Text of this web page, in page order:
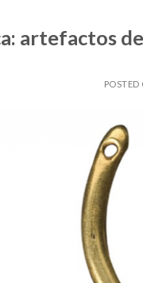
artefactos